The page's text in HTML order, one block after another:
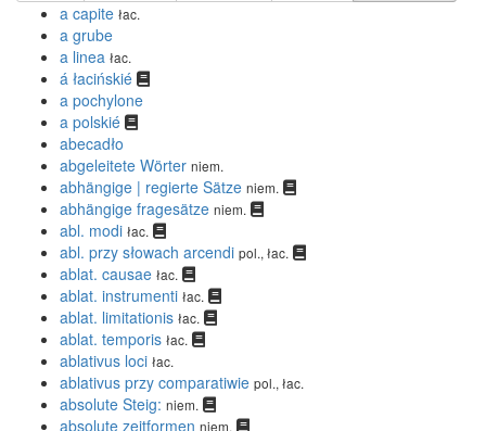
a capite łac.
a grube
a linea łac.
á łacińskié
a pochylone
a polskié
abecadło
abgeleitete Wörter niem.
abhängige | regierte Sätze niem.
abhängige fragesätze niem.
abl. modi łac.
abl. przy słowach arcendi pol., łac.
ablat. causae łac.
ablat. instrumenti łac.
ablat. limitationis łac.
ablat. temporis łac.
ablativus loci łac.
ablativus przy comparatiwie pol., łac.
absolute Steig: niem.
absolute zeitformen niem.